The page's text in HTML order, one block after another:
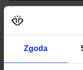
Zgoda
Więcej
informacji
WAGA
KOLOR